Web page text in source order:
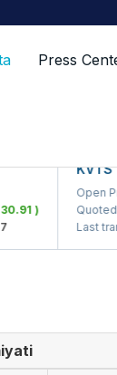
Press
)
KVTS
Open Price :
Quoted
Last